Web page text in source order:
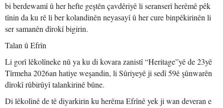
bi berdewamî û her hefte geştên çavdêriyê li seranserî herêmê pêk
tînin da ku rê li ber kolandinên neyasayî û her cure binpêkirinên li
ser samanên dîrokî bigirin.
Talan û Efrîn
Li gorî lêkolîneke nû ya ku di kovara zanistî “Heritage”yê de 23yê
Tîrmeha 2026an hatiye weşandin, li Sûriyeyê ji sedî 59ê şûnwarên
dîrokî rûbirûyî talankirinê bûne.
Di lêkolînê de tê diyarkirin ku herêma Efrînê yek ji wan deveran e